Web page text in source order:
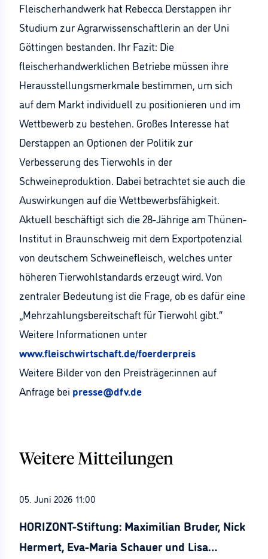
Fleischerhandwerk hat Rebecca Derstappen ihr
Studium zur Agrarwissenschaftlerin an der Uni
Göttingen bestanden. Ihr Fazit: Die
fleischerhandwerklichen Betriebe müssen ihre
Herausstellungsmerkmale bestimmen, um sich
auf dem Markt individuell zu positionieren und im
Wettbewerb zu bestehen. Großes Interesse hat
Derstappen an Optionen der Politik zur
Verbesserung des Tierwohls in der
Schweineproduktion. Dabei betrachtet sie auch die
Auswirkungen auf die Wettbewerbsfähigkeit.
Aktuell beschäftigt sich die 28-Jährige am Thünen-
Institut in Braunschweig mit dem Exportpotenzial
von deutschem Schweinefleisch, welches unter
höheren Tierwohlstandards erzeugt wird. Von
zentraler Bedeutung ist die Frage, ob es dafür eine
„Mehrzahlungsbereitschaft für Tierwohl gibt.“
Weitere Informationen unter
www.fleischwirtschaft.de/foerderpreis
Weitere Bilder von den Preisträger:innen auf
Anfrage bei presse@dfv.de
Weitere Mitteilungen
05. Juni 2026 11:00
HORIZONT-Stiftung: Maximilian Bruder, Nick
Hermert, Eva-Maria Schauer und Lisa